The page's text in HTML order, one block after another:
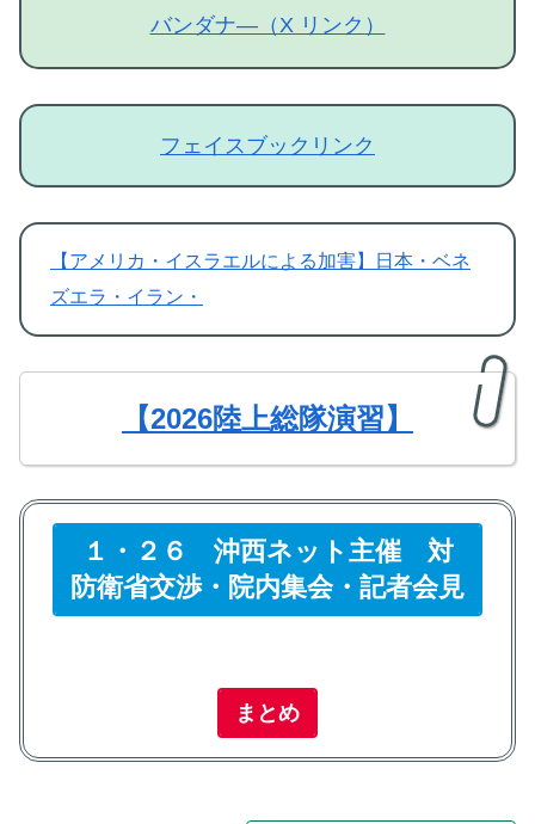
バンダナ―（X リンク）
フェイスブックリンク
【 アメリカ・イスラエルによる加害】日本・ベネ
ズエラ・イラン・
【2026陸上総隊演習】
１・２６ 沖西ネット主催 対
防衛省交渉・院内集会・記者会見
まとめ